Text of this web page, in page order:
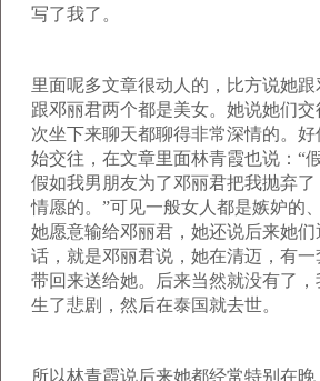
写了我了。
里面呢多文章很动人的，比方说她
跟邓丽君两个都是美女。她说她们
次坐下来聊天都聊得非常深情的。好
始交往，在文章里面林青霞也说：“
假如我男朋友为了邓丽君把我抛弃
情愿的。”可见一般女人都是嫉妒的
她愿意输给邓丽君，她还说后来她
话，就是邓丽君说，她在清迈，有
带回来送给她。后来当然就没有了
生了悲剧，然后在泰国就去世。
所以林青霞说后来她都经常特别在